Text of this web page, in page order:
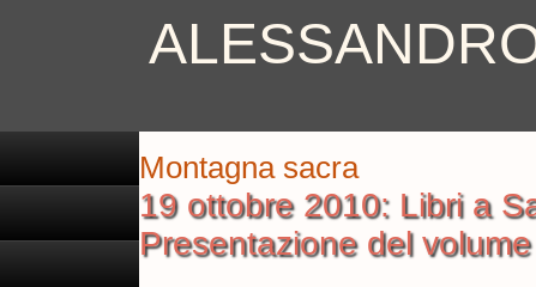
Montagna sacra
19 ottobre 2010: Libri a
Presentazione del